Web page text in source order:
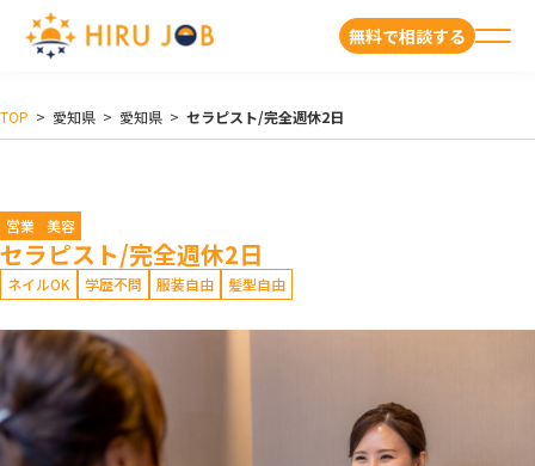
無料で相談する
TOP > 愛知県 > 愛知県 > セラピスト/完全週休2日
営業 美容
セラピスト/完全週休2日
ネイルOK 学歴不問 服装自由 髪型自由